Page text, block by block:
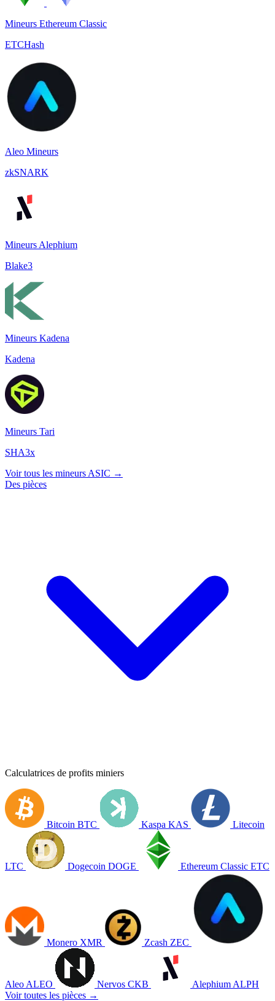
Mineurs Ethereum Classic
ETCHash
Aleo Mineurs
zkSNARK
Mineurs Alephium
Blake3
Mineurs Kadena
Kadena
Mineurs Tari
SHA3x
Voir tous les mineurs ASIC →
Des pièces
Calculatrices de profits miniers
Bitcoin BTC Kaspa KAS Litecoin
LTC Dogecoin DOGE Ethereum Classic ETC
Monero XMR Zcash ZEC
Aleo ALEO Nervos CKB Alephium ALPH
Voir toutes les pièces →